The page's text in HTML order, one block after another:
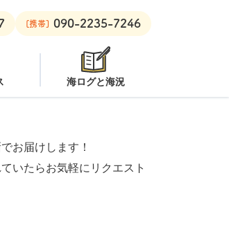
ート：潜水注意
[携帯] 090-2235-7246
海ログと海況
お届けします！
いたらお気軽にリクエスト